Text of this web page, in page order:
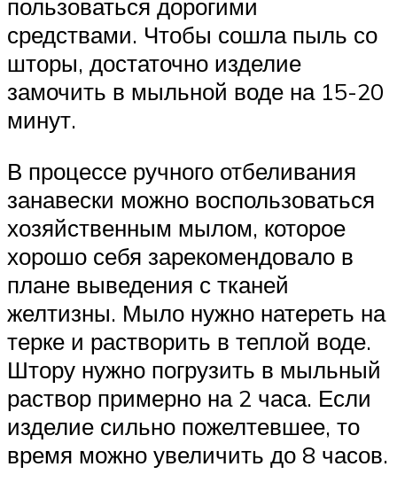
пользоваться дорогими
средствами. Чтобы сошла пыль со
шторы, достаточно изделие
замочить в мыльной воде на 15-20
минут.
В процессе ручного отбеливания
занавески можно воспользоваться
хозяйственным мылом, которое
хорошо себя зарекомендовало в
плане выведения с тканей
желтизны. Мыло нужно натереть на
терке и растворить в теплой воде.
Штору нужно погрузить в мыльный
раствор примерно на 2 часа. Если
изделие сильно пожелтевшее, то
время можно увеличить до 8 часов.